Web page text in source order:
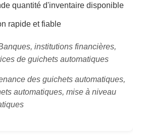
quantité d'inventaire disponible
rapide et fiable
institutions financières,
de guichets automatiques
des guichets automatiques,
automatiques, mise à niveau